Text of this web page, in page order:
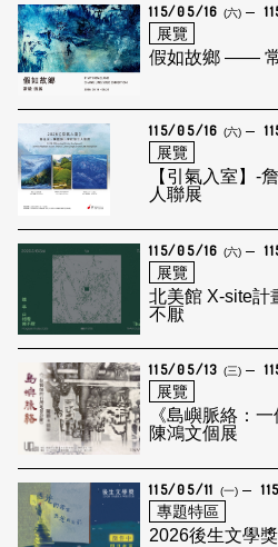
115/05/16 (六)
展覽
假如故鄉 ——
115/05/16 (六)
展覽
【引氣入室】-
人聯展
115/05/16 (六)
展覽
北美館 X-site計
不厭
115/05/13 (三)
展覽
《島嶼脈絡：
陳鴻文個展
115/05/11 (一)
專題特區
2026後生文學